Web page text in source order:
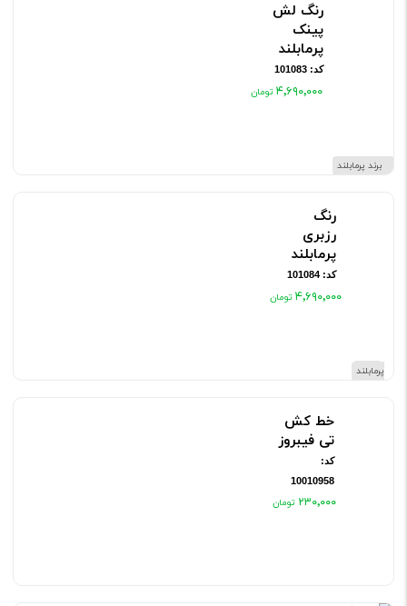
برند پرمابلند
رنگ لش
پینک
پرمابلند
کد: 101083
۴٬۶۹۰٬۰۰۰
برند پرمابلند
رنگ
رزبری
پرمابلند
کد: 101084
۴٬۶۹۰٬۰۰۰
خط کش
تی فیبروز
کد:
10010958
۲۳۰٬۰۰۰